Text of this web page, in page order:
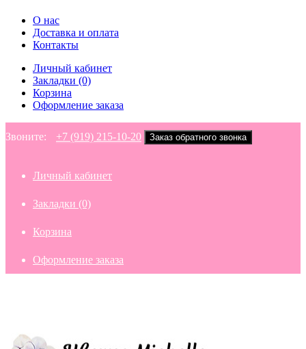
О нас
Доставка и оплата
Контакты
Личный кабинет
Закладки (0)
Корзина
Оформление заказа
Звоните: +7 (919) 215-10-20 Заказ обратного звонка
Личный кабинет
Закладки (0)
Корзина
Оформление заказа